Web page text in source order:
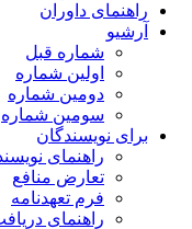
راهنمای داوران
آرشیو
شماره قبل
اولین شماره
دومین شماره
سومین شماره
برای نویسندگان
راهنمای
تعارض منافع
فرم تعهدنامه
راهنمای دریافت ORCID